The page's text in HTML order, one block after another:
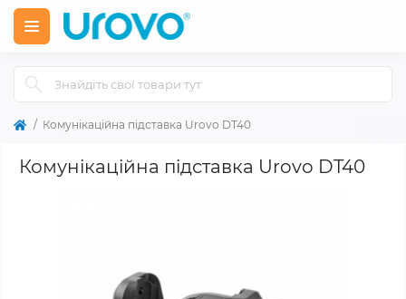
Комунікаційна підставка Urovo DT40
Комунікаційна підставка Urovo DT40